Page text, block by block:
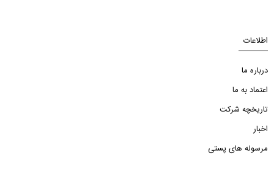
اطلاعات
درباره ما
اعتماد به ما
تاریخچه شرکت
اخبار
مرسوله های پستی